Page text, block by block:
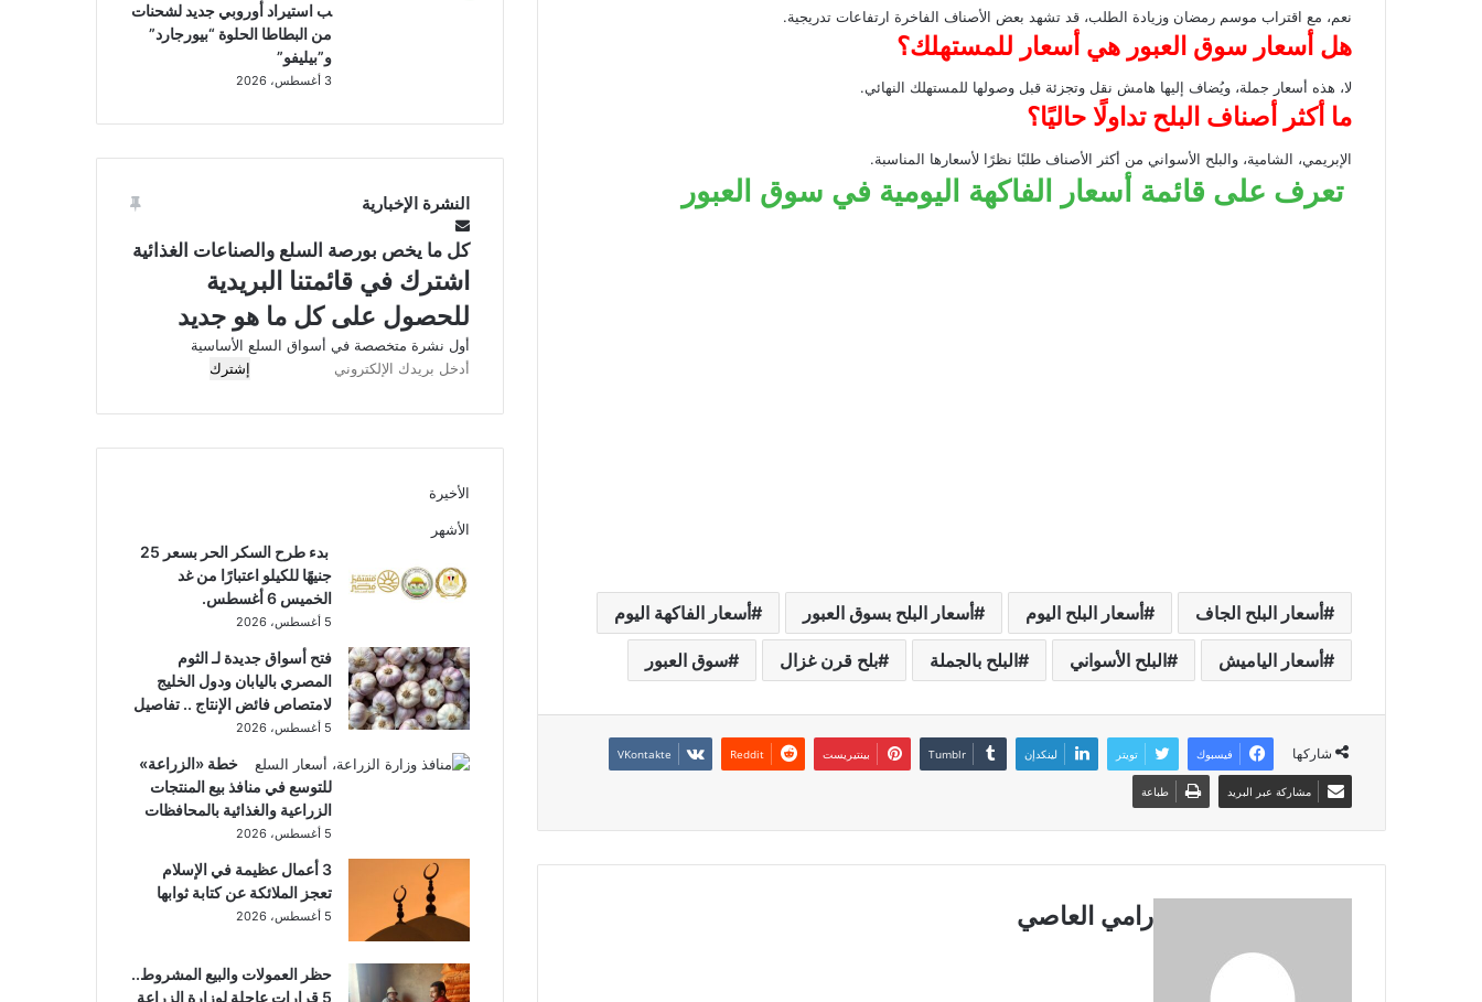
نعم، مع اقتراب موسم رمضان وزيادة الطلب، قد تشهد بعض الأصناف الفاخرة ارتفاعات تدريجية.
هل أسعار سوق العبور هي أسعار للمستهلك؟
لا، هذه أسعار جملة، ويُضاف إليها هامش نقل وتجزئة قبل وصولها للمستهلك النهائي.
ما أكثر أصناف البلح تداولًا حاليًا؟
الإبريمي، الشامية، والبلح الأسواني من أكثر الأصناف طلبًا نظرًا لأسعارها المناسبة.
تعرف على قائمة أسعار الفاكهة اليومية في سوق العبور
أسعار البلح الجاف أسعار البلح اليوم أسعار البلح بسوق العبور أسعار الفاكهة اليوم
أسعار الياميش البلح الأسواني البلح بالجملة بلح قرن غزال سوق العبور
شاركها فيسبوك تويتر لينكدإن بينتيريست
مشاركة عبر البريد طباعة
رامي العاصي
ب استيراد أوروبي جديد لشحنات
من البطاطا الحلوة “بيورجارد”
و”بيليفو”
3 أغسطس، 2026
النشرة الإخبارية
كل ما يخص بورصة السلع والصناعات الغذائية
اشترك في قائمتنا البريدية
للحصول على كل ما هو جديد
أول نشرة متخصصة في أسواق السلع الأساسية
أدخل
الإلكتروني
الأخيرة
الأشهر
بدء طرح السكر الحر بسعر 25
جنيهًا للكيلو اعتبارًا من غد
الخميس 6 أغسطس.
5 أغسطس، 2026
فتح أسواق جديدة لـ الثوم
المصري باليابان ودول الخليج
لامتصاص فائض الإنتاج .. تفاصيل
5 أغسطس، 2026
خطة «الزراعة»
للتوسع في منافذ بيع المنتجات
الزراعية والغذائية بالمحافظات
5 أغسطس، 2026
3 أعمال عظيمة في الإسلام
تعجز الملائكة عن كتابة ثوابها
5 أغسطس، 2026
حظر العمولات والبيع المشروط..
5 قرارات عاجلة لوزارة الزراعة